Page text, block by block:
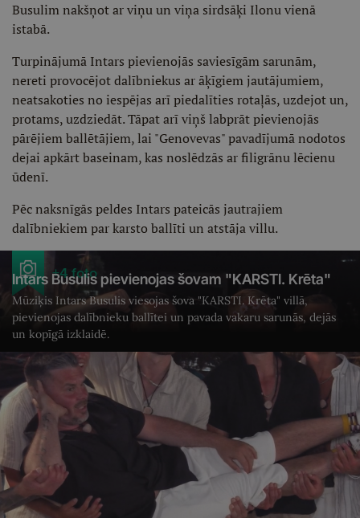
Busulim nakšņot ar viņu un viņa sirdsāķi Ilonu vienā
istabā.
Turpinājumā Intars pievienojās saviesīgām sarunām,
nereti provocējot dalībniekus ar āķīgiem jautājumiem,
neatsakoties no iespējas arī piedalīties rotaļās, uzdejot un,
protams, uzdziedāt. Tāpat arī viņš labprāt pievienojās
pārējiem ballētājiem, lai "Genovevas" pavadījumā nodotos
dejai apkārt baseinam, kas noslēdzās ar filigrānu lēcienu
ūdenī.
Pēc naksnīgās peldes Intars pateicās jautrajiem
dalībniekiem par karsto ballīti un atstāja villu.
+4 foto
Intars Busulis pievienojas šovam "KARSTI. Krēta"
Mūziķis Intars Busulis viesojas šova "KARSTI. Krēta" villā,
pievienojas dalībnieku ballītei un pavada vakaru sarunās, dejās
un kopīgā izklaidē.